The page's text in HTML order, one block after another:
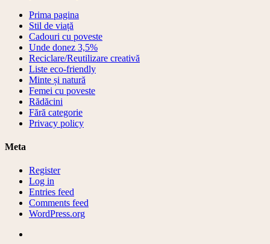
Prima pagina
Stil de viață
Cadouri cu poveste
Unde donez 3,5%
Reciclare/Reutilizare creativă
Liste eco-friendly
Minte și natură
Femei cu poveste
Rădăcini
Fără categorie
Privacy policy
Meta
Register
Log in
Entries feed
Comments feed
WordPress.org